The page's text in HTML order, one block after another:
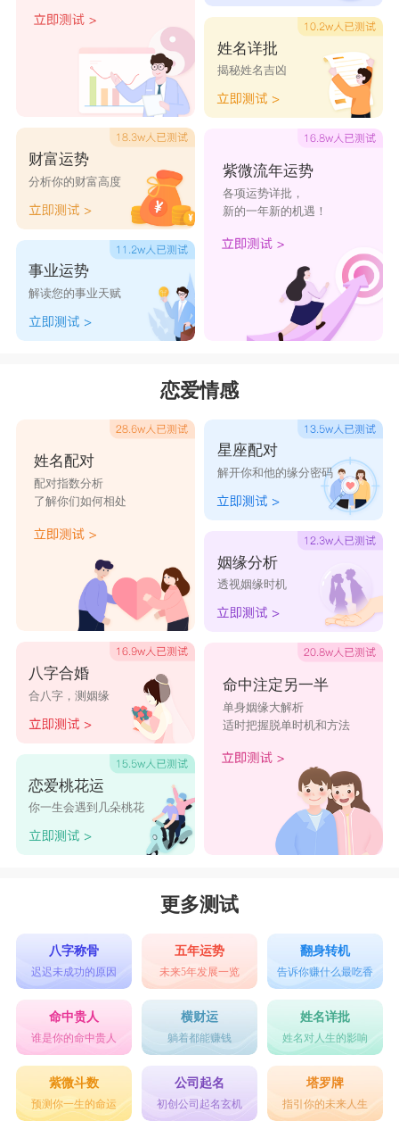
辰钊 广瞻
坤康 祥熙
财富运势
分析你的财富高度
事业运势
解读您的事业天赋
姓名详批
揭秘姓名吉凶
紫微流年运势
各项运势详批，
新的一年新的机遇！
恋爱情感
姓名配对
配对指数分析
了解你们如何相处
八字合婚
合八字，测姻缘
恋爱桃花运
你一生会遇到几朵桃花
星座配对
解开你和他的缘分密码
姻缘分析
透视姻缘时机
命中注定另一半
单身姻缘大解析
适时把握脱单时机和方法
更多测试
八字称骨
迟迟未成功的原因
五年运势
未来5年发展一览
翻身转机
告诉你赚什么最吃香
命中贵人
谁是你的命中贵人
横财运
躺着都能赚钱
姓名详批
姓名对人生的影响
紫微斗数
预测你一生的命运
公司起名
初创公司起名玄机
塔罗牌
指引你的未来人生